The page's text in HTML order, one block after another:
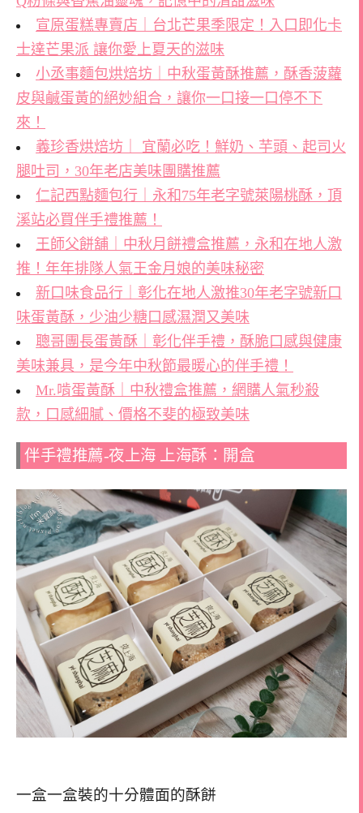
宣原蛋糕專賣店｜台北芒果季限定！入口即化卡
士達芒果派 讓你愛上夏天的滋味
小丞事麵包烘焙坊｜中秋蛋黃酥推薦，酥香菠蘿
皮與鹹蛋黃的絕妙組合，讓你一口接一口停不下
來！
義珍香烘焙坊｜ 宜蘭必吃！鮮奶、芋頭、起司火
腿吐司，30年老店美味團購推薦
仁記西點麵包行｜永和75年老字號萊陽桃酥，頂
溪站必買伴手禮推薦！
王師父餅舖｜中秋月餅禮盒推薦，永和在地人激
推！年年排隊人氣王金月娘的美味秘密
新口味食品行｜彰化在地人激推30年老字號新口
味蛋黃酥，少油少糖口感濕潤又美味
聰哥團長蛋黃酥｜彰化伴手禮，酥脆口感與健康
美味兼具，是今年中秋節最暖心的伴手禮！
Mr.啃蛋黃酥｜中秋禮盒推薦，網購人氣秒殺
款，口感細膩、價格不斐的極致美味
伴手禮推薦-夜上海 上海酥：開盒
一盒一盒裝的十分體面的酥餅